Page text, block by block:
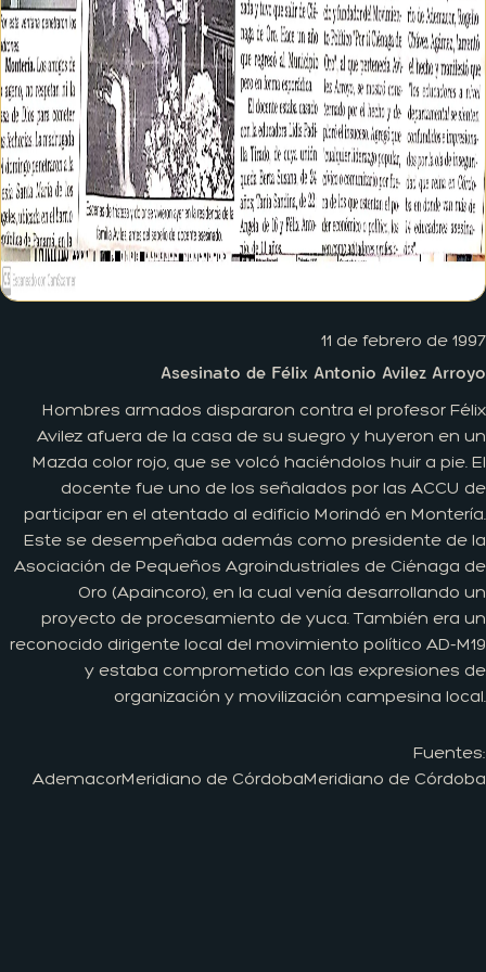
11 de febrero de 1997
Asesinato de Félix Antonio Avilez Arroyo
Hombres armados dispararon contra el profesor Félix
Avilez afuera de la casa de su suegro y huyeron en un
Mazda color rojo, que se volcó haciéndolos huir a pie. El
docente fue uno de los señalados por las ACCU de
participar en el atentado al edificio Morindó en Montería.
Este se desempeñaba además como presidente de la
Asociación de Pequeños Agroindustriales de Ciénaga de
Oro (Apaincoro), en la cual venía desarrollando un
proyecto de procesamiento de yuca. También era un
reconocido dirigente local del movimiento político AD-M19
y estaba comprometido con las expresiones de
organización y movilización campesina local.
Fuentes:
AdemacorMeridiano de CórdobaMeridiano de Córdoba